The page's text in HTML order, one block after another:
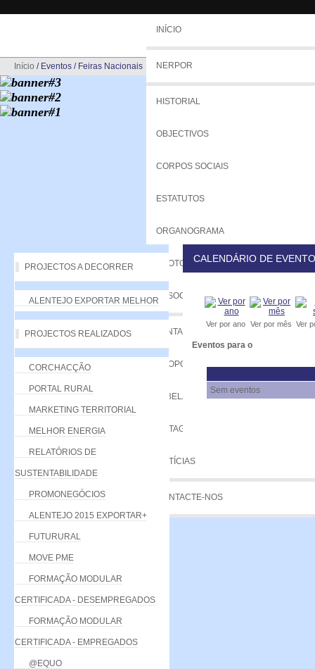
INÍCIO
NERPOR
HISTORIAL
OBJECTIVOS
CORPOS SOCIAIS
ESTATUTOS
ORGANOGRAMA
PROTOCOLOS
ASSOCIADOS
VANTAGENS
PROPOSTA
TABELA DE QUOTAS
LISTAGEM
NOTÍCIAS
CONTACTE-NOS
Início / Eventos / Feiras Nacionais
PROJECTOS A DECORRER
ALENTEJO EXPORTAR MELHOR
PROJECTOS REALIZADOS
CORCHACÇÃO
PORTAL RURAL
MARKETING TERRITORIAL
MELHOR ENERGIA
RELATÓRIOS DE
SUSTENTABILIDADE
PROMONEGÓCIOS
ALENTEJO 2015 EXPORTAR+
FUTURURAL
MOVE PME
FORMAÇÃO MODULAR
CERTIFICADA - DESEMPREGADOS
FORMAÇÃO MODULAR
CERTIFICADA - EMPREGADOS
@EQUO
CALENDÁRIO DE
Ver por ano Ver por mês Ver
Eventos para o
Sem eventos